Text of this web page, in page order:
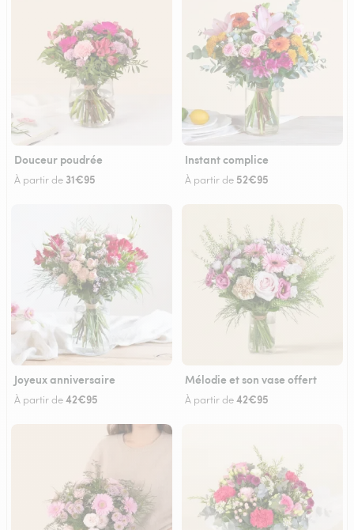
Douceur poudrée
À partir de 31€95
Instant complice
À partir de 52€95
Joyeux anniversaire
À partir de42€95
Mélodie et son vase offert
À partir de42€95